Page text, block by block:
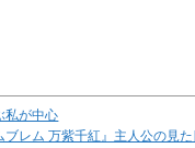
私が中心
ブレム 万紫千紅』主人公の見